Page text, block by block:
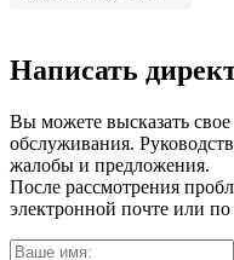
Написать
Вы можете высказать
обслуживания.
жалобы и предложения.
После рассмотрения
электронной почте или по